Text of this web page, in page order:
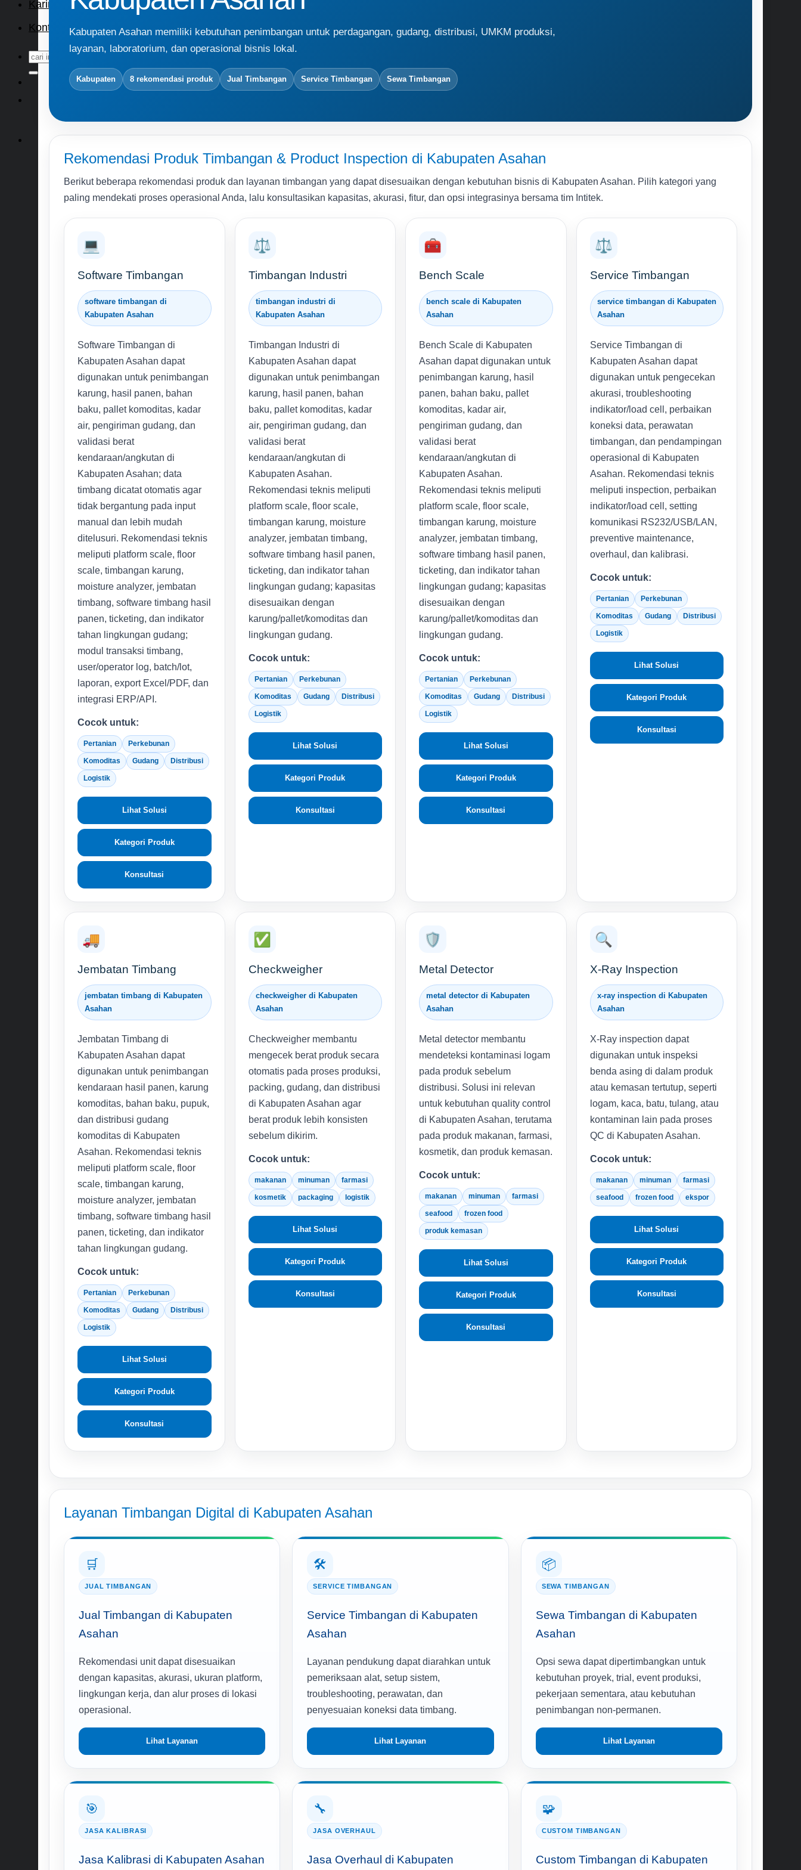
Karir
Kontak
Search
Kabupaten Asahan memiliki kebutuhan penimbangan untuk perdagangan, gudang, distribusi, UMKM produksi,
layanan, laboratorium, dan operasional bisnis lokal.
Kabupaten 8 rekomendasi produk Jual Timbangan Service Timbangan Sewa Timbangan
Rekomendasi Produk Timbangan & Product Inspection di Kabupaten Asahan
Berikut beberapa rekomendasi produk dan layanan timbangan yang dapat disesuaikan dengan kebutuhan bisnis di Kabupaten Asahan. Pilih kategori yang
paling mendekati proses operasional Anda, lalu konsultasikan kapasitas, akurasi, fitur, dan opsi integrasinya bersama tim Intitek.
💻
Software Timbangan
software timbangan di
Kabupaten Asahan
Software Timbangan di
Kabupaten Asahan dapat
digunakan untuk penimbangan
karung, hasil panen, bahan
baku, pallet komoditas, kadar
air, pengiriman gudang, dan
validasi berat
kendaraan/angkutan di
Kabupaten Asahan; data
timbang dicatat otomatis agar
tidak bergantung pada input
manual dan lebih mudah
ditelusuri. Rekomendasi teknis
meliputi platform scale, floor
scale, timbangan karung,
moisture analyzer, jembatan
timbang, software timbang hasil
panen, ticketing, dan indikator
tahan lingkungan gudang;
modul transaksi timbang,
user/operator log, batch/lot,
laporan, export Excel/PDF, dan
integrasi ERP/API.
Cocok untuk:
Pertanian Perkebunan
Komoditas Gudang Distribusi
Logistik
Lihat Solusi
Kategori Produk
Konsultasi
⚖️
Timbangan Industri
timbangan industri di
Kabupaten Asahan
Timbangan Industri di
Kabupaten Asahan dapat
digunakan untuk penimbangan
karung, hasil panen, bahan
baku, pallet komoditas, kadar
air, pengiriman gudang, dan
validasi berat
kendaraan/angkutan di
Kabupaten Asahan.
Rekomendasi teknis meliputi
platform scale, floor scale,
timbangan karung, moisture
analyzer, jembatan timbang,
software timbang hasil panen,
ticketing, dan indikator tahan
lingkungan gudang; kapasitas
disesuaikan dengan
karung/pallet/komoditas dan
lingkungan gudang.
Cocok untuk:
Pertanian Perkebunan
Komoditas Gudang Distribusi
Logistik
Lihat Solusi
Kategori Produk
Konsultasi
🧰
Bench Scale
bench scale di Kabupaten
Asahan
Bench Scale di Kabupaten
Asahan dapat digunakan untuk
penimbangan karung, hasil
panen, bahan baku, pallet
komoditas, kadar air,
pengiriman gudang, dan
validasi berat
kendaraan/angkutan di
Kabupaten Asahan.
Rekomendasi teknis meliputi
platform scale, floor scale,
timbangan karung, moisture
analyzer, jembatan timbang,
software timbang hasil panen,
ticketing, dan indikator tahan
lingkungan gudang; kapasitas
disesuaikan dengan
karung/pallet/komoditas dan
lingkungan gudang.
Cocok untuk:
Pertanian Perkebunan
Komoditas Gudang Distribusi
Logistik
Lihat Solusi
Kategori Produk
Konsultasi
⚖️
Service Timbangan
service timbangan di Kabupaten
Asahan
Service Timbangan di
Kabupaten Asahan dapat
digunakan untuk pengecekan
akurasi, troubleshooting
indikator/load cell, perbaikan
koneksi data, perawatan
timbangan, dan pendampingan
operasional di Kabupaten
Asahan. Rekomendasi teknis
meliputi inspection, perbaikan
indikator/load cell, setting
komunikasi RS232/USB/LAN,
preventive maintenance,
overhaul, dan kalibrasi.
Cocok untuk:
Pertanian Perkebunan
Komoditas Gudang Distribusi
Logistik
Lihat Solusi
Kategori Produk
Konsultasi
🚚
Jembatan Timbang
jembatan timbang di Kabupaten
Asahan
Jembatan Timbang di
Kabupaten Asahan dapat
digunakan untuk penimbangan
kendaraan hasil panen, karung
komoditas, bahan baku, pupuk,
dan distribusi gudang
komoditas di Kabupaten
Asahan. Rekomendasi teknis
meliputi platform scale, floor
scale, timbangan karung,
moisture analyzer, jembatan
timbang, software timbang hasil
panen, ticketing, dan indikator
tahan lingkungan gudang.
Cocok untuk:
Pertanian Perkebunan
Komoditas Gudang Distribusi
Logistik
Lihat Solusi
Kategori Produk
Konsultasi
✅
Checkweigher
checkweigher di Kabupaten
Asahan
Checkweigher membantu
mengecek berat produk secara
otomatis pada proses produksi,
packing, gudang, dan distribusi
di Kabupaten Asahan agar
berat produk lebih konsisten
sebelum dikirim.
Cocok untuk:
makanan minuman farmasi
kosmetik packaging logistik
Lihat Solusi
Kategori Produk
Konsultasi
🛡️
Metal Detector
metal detector di Kabupaten
Asahan
Metal detector membantu
mendeteksi kontaminasi logam
pada produk sebelum
distribusi. Solusi ini relevan
untuk kebutuhan quality control
di Kabupaten Asahan, terutama
pada produk makanan, farmasi,
kosmetik, dan produk kemasan.
Cocok untuk:
makanan minuman farmasi
seafood frozen food
produk kemasan
Lihat Solusi
Kategori Produk
Konsultasi
🔍
X-Ray Inspection
x-ray inspection di Kabupaten
Asahan
X-Ray inspection dapat
digunakan untuk inspeksi
benda asing di dalam produk
atau kemasan tertutup, seperti
logam, kaca, batu, tulang, atau
kontaminan lain pada proses
QC di Kabupaten Asahan.
Cocok untuk:
makanan minuman farmasi
seafood frozen food ekspor
Lihat Solusi
Kategori Produk
Konsultasi
Layanan Timbangan Digital di Kabupaten Asahan
🛒
JUAL TIMBANGAN
Jual Timbangan di Kabupaten
Asahan
Rekomendasi unit dapat disesuaikan
dengan kapasitas, akurasi, ukuran platform,
lingkungan kerja, dan alur proses di lokasi
operasional.
Lihat Layanan
🛠️
SERVICE TIMBANGAN
Service Timbangan di Kabupaten
Asahan
Layanan pendukung dapat diarahkan untuk
pemeriksaan alat, setup sistem,
troubleshooting, perawatan, dan
penyesuaian koneksi data timbang.
Lihat Layanan
📦
SEWA TIMBANGAN
Sewa Timbangan di Kabupaten
Asahan
Opsi sewa dapat dipertimbangkan untuk
kebutuhan proyek, trial, event produksi,
pekerjaan sementara, atau kebutuhan
penimbangan non-permanen.
Lihat Layanan
🎯
JASA KALIBRASI
Jasa Kalibrasi di Kabupaten Asahan
🔧
JASA OVERHAUL
Jasa Overhaul di Kabupaten
🧩
CUSTOM TIMBANGAN
Custom Timbangan di Kabupaten